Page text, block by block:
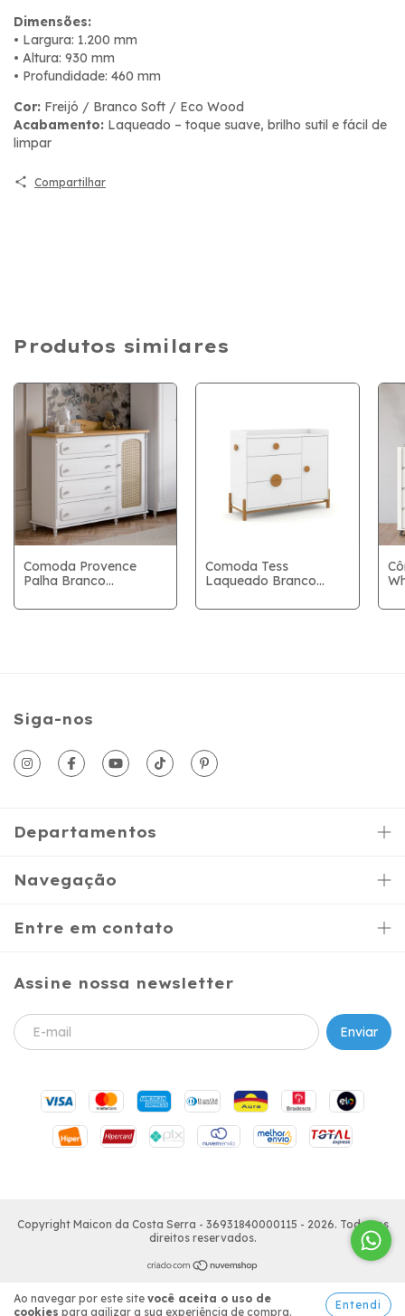
Ao navegar por este site você aceita o uso de
cookies para agilizar a sua experiência de compra.
Entendi
Dimensões:
• Largura: 1.200 mm
• Altura: 930 mm
• Profundidade: 460 mm
Cor: Freijó / Branco Soft / Eco Wood
Acabamento: Laqueado – toque suave, brilho sutil e fácil de
limpar
Compartilhar
Produtos similares
Comoda Provence
Palha Branco
Comoda Tess
Laqueado Branco
(Ref 20498) (20548)
Siga-nos
Departamentos
Navegação
Entre em contato
Assine nossa newsletter
Copyright Maicon da Costa Serra - 36931840000115 - 2026. Todos os
direitos reservados.